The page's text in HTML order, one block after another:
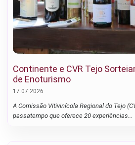
Continente e CVR Tejo
de Enoturismo
17.07.2026
A Comissão Vitivinícola Regional do Tejo
passatempo que oferece 20 experiências…